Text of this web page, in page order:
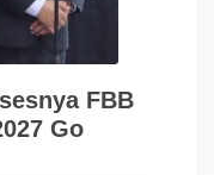
FBB
Go